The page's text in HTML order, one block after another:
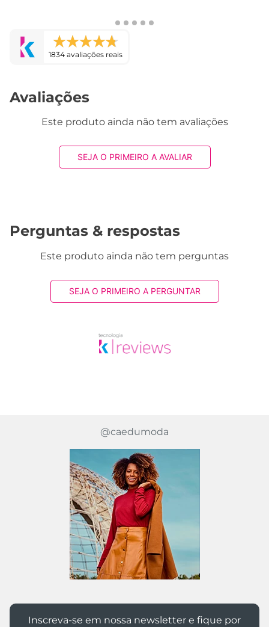
1834 avaliações reais
Avaliações
Este produto ainda não tem avaliações
SEJA O PRIMEIRO A AVALIAR
Perguntas & respostas
Este produto ainda não tem perguntas
SEJA O PRIMEIRO A PERGUNTAR
@caedumoda
Inscreva-se em nossa newsletter e fique por